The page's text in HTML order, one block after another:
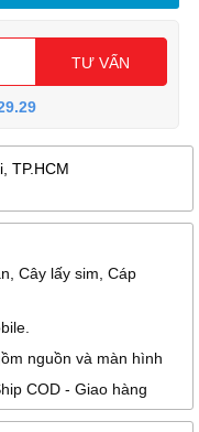
TƯ VẤN
TP.HCM
Cây lấy sim, Cáp
nguồn và màn hình
COD - Giao hàng